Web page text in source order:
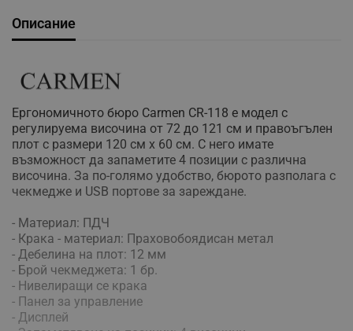
Описание
Ергономичното бюро Carmen CR-118 е модел с
регулируема височина от 72 до 121 см и правоъгълен
плот с размери 120 см х 60 см. С него имате
възможност да запаметите 4 позиции с различна
височина. За по-голямо удобство, бюрото разполага с
чекмедже и USB портове за зареждане.
- Материал: ПДЧ
- Крака - материал: Праховобоядисан метал
- Дебелина на плот: 12 мм
- Брой чекмеджета: 1 бр.
- Нивелиращи се крака
- Панел за управление
- Дисплей